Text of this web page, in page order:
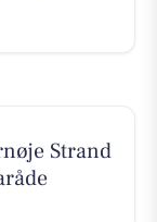
Strand